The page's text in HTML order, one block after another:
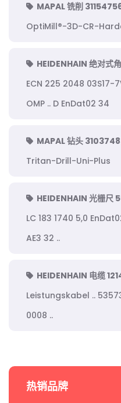
MAPAL 铣削
OptiMill®-3D-CR-
HEIDENHAIN 绝对
ECN 225 2048 03S17-
OMP .. D EnDat02 34
MAPAL 钻头
Tritan-Drill-Uni-Plus
HEIDENHAIN 光栅尺
LC 183 1740 5,0
AE3 32 ..
HEIDENHAIN 电缆
Leistungskabel ..
0008 ..
热销品牌